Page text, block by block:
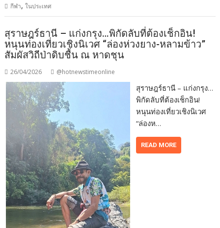
กีฬา,ในประเทศ
สุราษฎร์ธานี – แก่งกรุง…พิกัดลับที่ต้องเช็กอิน!
หนุนท่องเที่ยวเชิงนิเวศ “ล่องห่วงยาง-หลามข้าว”
สัมผัสวิถีป่าดิบชื้น ณ หาดชุน
26/04/2026 @hotnewstimeonline
สุราษฎร์ธานี – แก่งกรุง…
พิกัดลับที่ต้องเช็กอิน!
หนุนท่องเที่ยวเชิงนิเวศ
“ล่องห…
READ MORE